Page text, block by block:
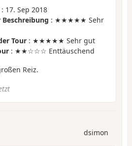
: 17. Sep 2018
: ★★★★★ Sehr
Tour : ★★★★★ Sehr gut
: ★★☆☆☆ Enttäuschend
Reiz.
dsimon